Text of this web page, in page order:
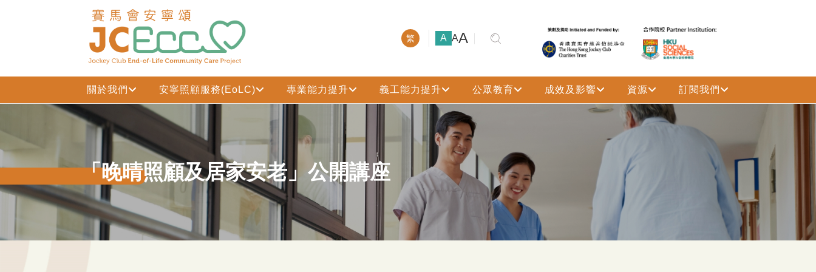
繁 A 小號字體
A中號字體
A 大號字體
關於我們 安寧照顧服務(EoLC) 專業能力提升 義工能力提升 公眾教育 成效及影響 資源 訂閱我們
「晚晴照顧及居家安老」公開講座